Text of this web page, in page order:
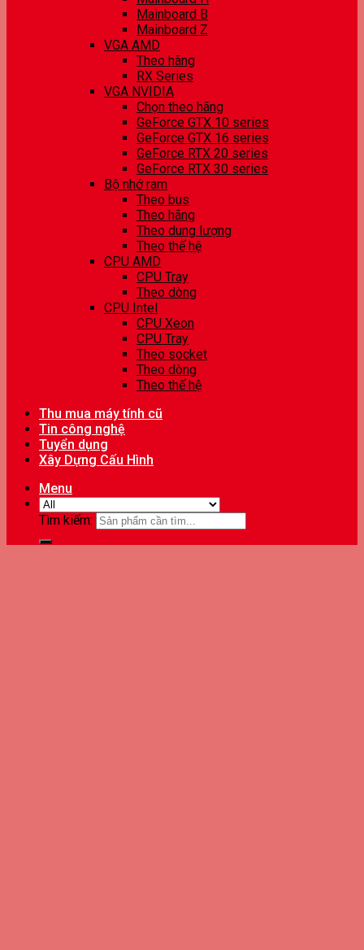
Mainboard B
Mainboard Z
VGA AMD
Theo hãng
RX Series
VGA NVIDIA
Chọn theo hãng
GeForce GTX 10 series
GeForce GTX 16 series
GeForce RTX 20 series
GeForce RTX 30 series
Bộ nhớ ram
Theo bus
Theo hãng
Theo dung lượng
Theo thế hệ
CPU AMD
CPU Tray
Theo dòng
CPU Intel
CPU Xeon
CPU Tray
Theo socket
Theo dòng
Theo thế hệ
Thu mua máy tính cũ
Tin công nghệ
Tuyển dụng
Xây Dựng Cấu Hình
Menu
Tìm kiếm: